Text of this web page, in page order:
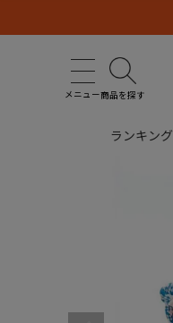
メニュー商品を探す
ランキング